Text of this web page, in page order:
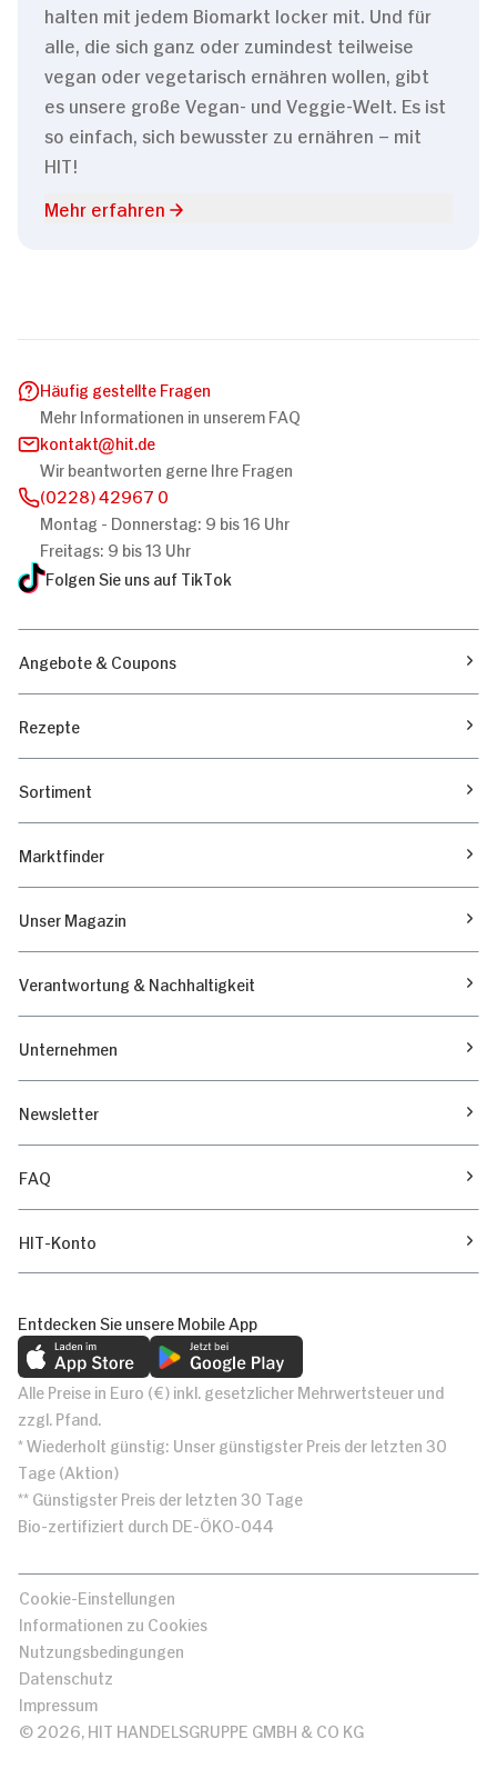
halten mit jedem Biomarkt locker mit. Und für
alle, die sich ganz oder zumindest teilweise
vegan oder vegetarisch ernähren wollen, gibt
es unsere große Vegan- und Veggie-Welt. Es ist
so einfach, sich bewusster zu ernähren – mit
HIT!
Mehr erfahren
Häufig gestellte Fragen
Mehr Informationen in unserem FAQ
kontakt
hit.de
Wir beantworten gerne Ihre Fragen
(0228) 42967 0
Montag - Donnerstag: 9 bis 16 Uhr
Freitags: 9 bis 13 Uhr
Folgen Sie uns auf TikTok
Angebote & Coupons
Rezepte
Sortiment
Marktfinder
Unser Magazin
Verantwortung & Nachhaltigkeit
Unternehmen
Newsletter
FAQ
HIT-Konto
Entdecken Sie unsere Mobile App
Alle Preise in Euro (€) inkl. gesetzlicher Mehrwertsteuer und
zzgl. Pfand.
* Wiederholt günstig: Unser günstigster Preis der letzten 30
Tage (Aktion)
** Günstigster Preis der letzten 30 Tage
Bio-zertifiziert durch DE-ÖKO-044
Cookie-Einstellungen
Informationen zu Cookies
Nutzungsbedingungen
Datenschutz
Impressum
© 2026, HIT HANDELSGRUPPE GMBH & CO KG